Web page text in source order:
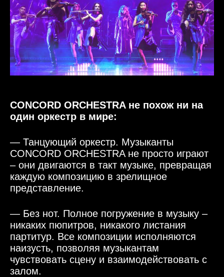
CONCORD ORCHESTRA не похож ни на
один оркестр в мире:
— Танцующий оркестр. Музыканты
CONCORD ORCHESTRA не просто играют
– они двигаются в такт музыке, превращая
каждую композицию в зрелищное
представление.
— Без нот. Полное погружение в музыку –
никаких пюпитров, никакого листания
партитур. Все композиции исполняются
наизусть, позволяя музыкантам
чувствовать сцену и взаимодействовать с
залом.